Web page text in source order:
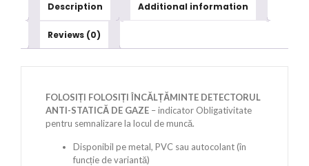
Description Additional information
Reviews (0)
FOLOSIȚI FOLOSIȚI ÎNCĂLȚĂMINTE DETECTORUL
ANTI-STATICĂ DE GAZE – indicator Obligativitate
pentru semnalizare la locul de muncă.
Disponibil pe metal, PVC sau autocolant (în
funcție de variantă)